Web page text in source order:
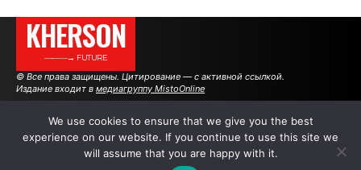
KHERSON
———→ FUTURE
© Все права защищены. Цитирование — с активной ссылкой.
Издание входит в медиагруппу MistoOnline
АВТОРЫ РЕКЛАМА НА САЙТЕ
We use cookies to ensure that we give you the best
experience on our website. If you continue to use this site we
will assume that you are happy with it.